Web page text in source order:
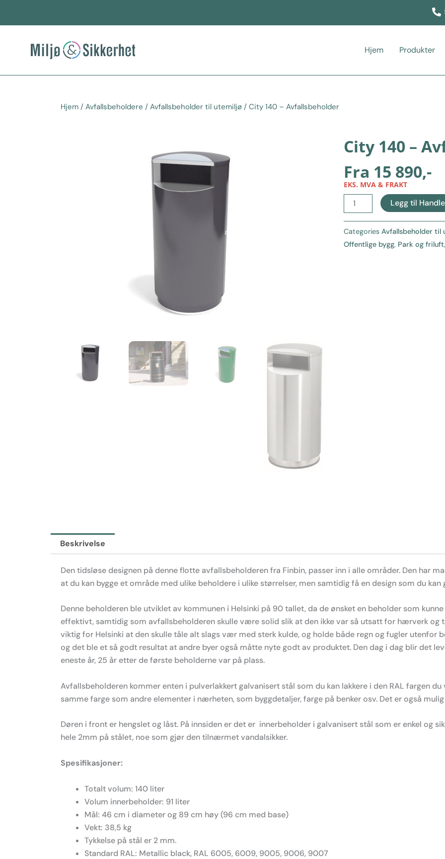
innholdet
Hjem Produkter
Hjem / Avfallsbeholdere / Avfallsbeholder til utemiljø / City 140 – Avfallsbeholder
City 140 –
Fra 15 890,-
EKS. MVA & FRAKT
City
140
-
Avfallsbeholder
Legg til
Categories Avfallsbeholder til
Offentlige bygg, Park og friluft,
Beskrivelse
Den tidsløse designen på denne flotte avfallsbeholderen fra Finbin, passer inn i alle områder. Den har
at du kan bygge et område med ulike beholdere i ulike størrelser, men samtidig få en design som du
Denne beholderen ble utviklet av kommunen i Helsinki på 90 tallet, da de ønsket en beholder som
effektivt, samtidig som avfallsbeholderen skulle være solid slik at den ikke var så utsatt for hærverk og
viktig for Helsinki at den skulle tåle alt slags vær med sterk kulde, og holde både regn og fugler utenfor
og det ble et så godt resultat at andre byer også måtte nyte godt av produktet. Den dag i dag blir det
eneste år, 25 år etter de første beholderne var på plass.
Avfallsbeholderen kommer enten i pulverlakkert galvanisert stål som du kan lakkere i den RAL fargen
samme farge som andre elementer i nærheten, som byggdetaljer, farge på benker osv. Det er også
Døren i front er hengslet og låst. På innsiden er det er innerbeholder i galvanisert stål som er enkel og
hele 2mm på stålet, noe som gjør den tilnærmet vandalsikker.
Spesifikasjoner:
Totalt volum: 140 liter
Volum innerbeholder: 91 liter
Mål: 46 cm i diameter og 89 cm høy (96 cm med base)
Vekt: 38,5 kg
Tykkelse på stål er 2 mm.
Standard RAL: Metallic black, RAL 6005, 6009, 9005, 9006, 9007